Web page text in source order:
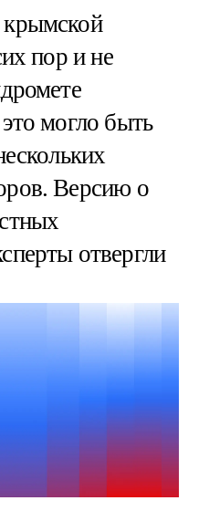
пор и не
могло быть
Версию о
отвергли